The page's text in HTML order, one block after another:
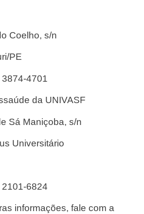
Coelho, s/n
PE
3874-4701
da UNIVASF
Sá Maniçoba, s/n
Universitário
2101-6824